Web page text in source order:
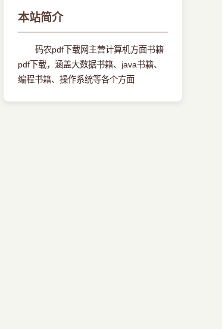
本站简介
码农pdf下载网主营计算机方面书籍
pdf下载，涵盖大数据书籍、java书籍、
编程书籍、操作系统等各个方面